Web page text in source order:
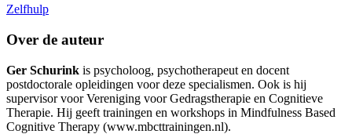
Zelfhulp
Over de auteur
Ger Schurink is psycholoog, psychotherapeut en docent
postdoctorale opleidingen voor deze specialismen. Ook is hij
supervisor voor Vereniging voor Gedragstherapie en Cognitieve
Therapie. Hij geeft trainingen en workshops in Mindfulness Based
Cognitive Therapy (www.mbcttrainingen.nl).